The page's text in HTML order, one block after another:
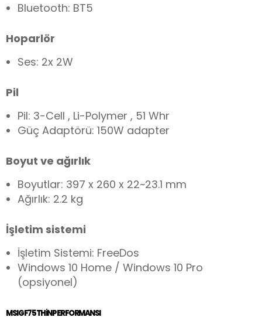
Bluetooth: BT5
Hoparlör
Ses: 2x 2W
Pil
Pil: 3-Cell , Li-Polymer , 51 Whr
Güç Adaptörü: 150W adapter
Boyut ve ağırlık
Boyutlar: 397 x 260 x 22~23.1 mm
Ağırlık: 2.2 kg
İşletim sistemi
İşletim Sistemi: FreeDos
Windows 10 Home / Windows 10 Pro
(opsiyonel)
MSI GF75 THIN PERFORMANSI